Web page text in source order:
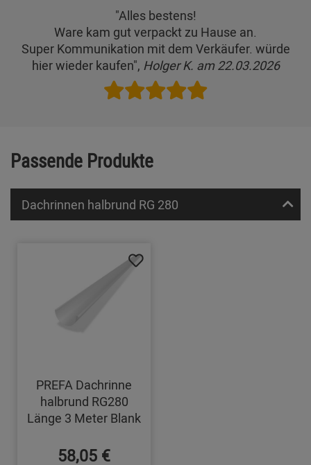
"Alles bestens!
Ware kam gut verpackt zu Hause an.
Super Kommunikation mit dem Verkäufer. würde
hier wieder kaufen", Holger K. am 22.03.2026
Passende Produkte
Dachrinnen halbrund RG 280
PREFA Dachrinne
halbrund RG280
Länge 3 Meter Blank
58,05 €